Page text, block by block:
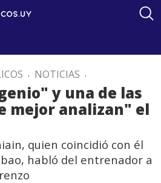
. NOTICIAS .
y una de las
mejor analizan" el
quien coincidió con él
habló del entrenador a